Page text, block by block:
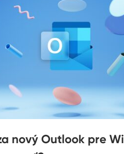
nový Outlook pre